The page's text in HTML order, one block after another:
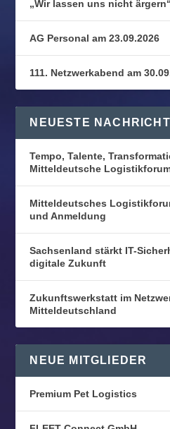
„Wir lassen uns nicht
AG Personal am 23.09.2026
111. Netzwerkabend am
NEUESTE
Tempo, Talente,
Mitteldeutsche
Mitteldeutsches
und Anmeldung
Sachsenland stärkt IT-
digitale Zukunft
Zukunftswerkstatt im
Mitteldeutschland
NEUE MITGLIEDER
Premium Pet Logistics